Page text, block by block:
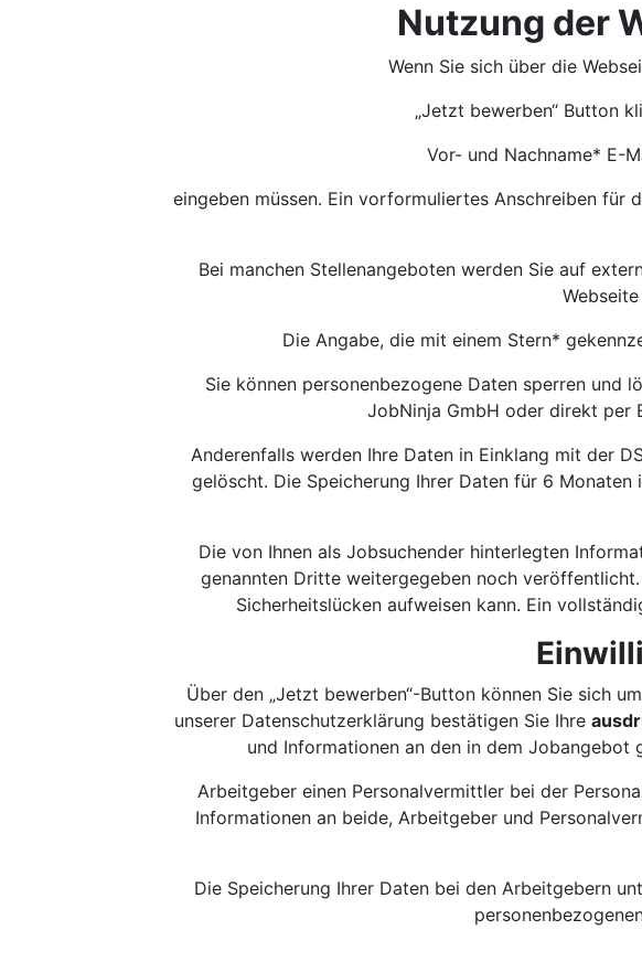
Nutzung der
Wenn Sie sich über die
„Jetzt bewerben“ Button
Vor- und Nachname* E-
eingeben müssen. Ein vorformuliertes Anschreiben für
Bei manchen Stellenangeboten werden Sie auf
Die Angabe, die mit einem Stern*
Sie können personenbezogene Daten sperren und
JobNinja GmbH oder direkt per
Anderenfalls werden Ihre Daten in Einklang mit der
gelöscht. Die Speicherung Ihrer Daten für 6
Die von Ihnen als Jobsuchender hinterlegten
genannten Dritte weitergegeben noch
Sicherheitslücken aufweisen kann. Ein
Über den „Jetzt bewerben“-Button können Sie sich
unserer Datenschutzerklärung bestätigen Sie Ihre
und Informationen an den in dem
Arbeitgeber einen Personalvermittler bei der
Informationen an beide, Arbeitgeber und
Die Speicherung Ihrer Daten bei den Arbeitgebern